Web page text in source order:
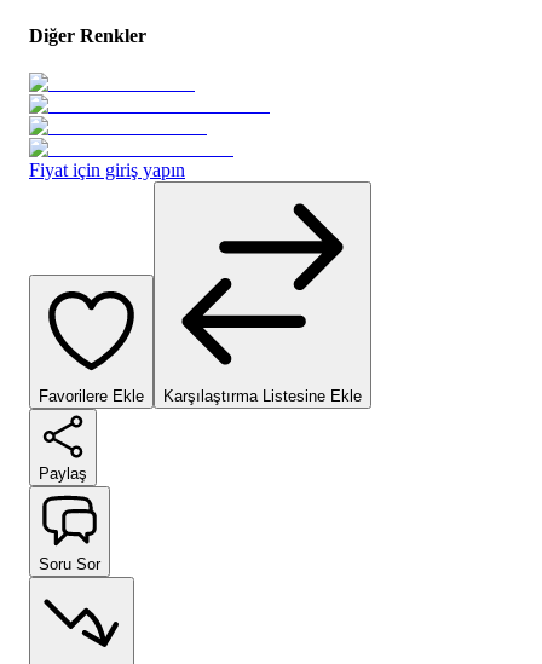
Diğer Renkler
Fiyat için giriş yapın
Favorilere Ekle Karşılaştırma Listesine Ekle
Paylaş
Soru Sor